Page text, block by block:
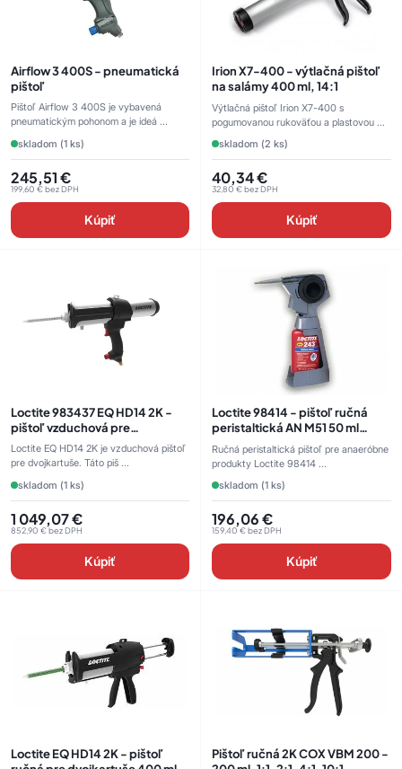
Airflow 3 400S - pneumatická
pištoľ
Pištoľ Airflow 3 400S je vybavená
pneumatickým pohonom a je ideá ...
skladom (1 ks)
245,51€
199,60 €bez DPH
Kúpiť
Irion X7-400 - výtlačná pištoľ
na salámy 400 ml, 14:1
Výtlačná pištoľ Irion X7-400 s
pogumovanou rukoväťou a plastovou ...
skladom (2 ks)
40,34€
32,80€bez DPH
Kúpiť
Loctite 983437 EQ HD14 2K -
pištoľ vzduchová pre
dvojkartuše 200 ml
Loctite EQ HD14 2K je vzduchová pištoľ
pre dvojkartuše. Táto piš ...
skladom (1 ks)
1 049,07€
852,90 €bez DPH
Kúpiť
Loctite 98414 - pištoľ ručná
peristaltická AN M51 50 ml
(8608966)
Ručná peristaltická pištoľ pre anaeróbne
produkty Loctite 98414 ...
skladom (1 ks)
196,06€
159,40€bez DPH
Kúpiť
Loctite EQ HD14 2K - pištoľ
Pištoľ ručná 2K COX VBM 200 -